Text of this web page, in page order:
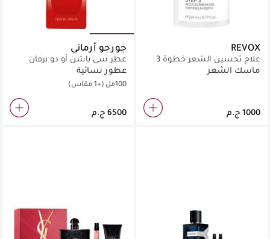
REVOX
علاج تحسين الشعر خطوة 3
260مل
ماسك الشعر
جورجو أرماني
عطر سي باشن أو دو برفان
إنتنس
عطور نسائية
100مل (+1 مقاس)